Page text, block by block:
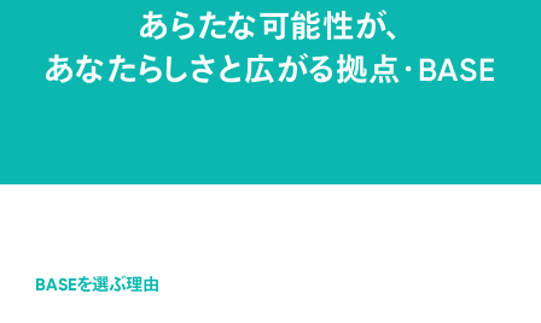
あらたな可能性が、
あなたらしさと広がる拠点・BASE
BASEを選ぶ理由